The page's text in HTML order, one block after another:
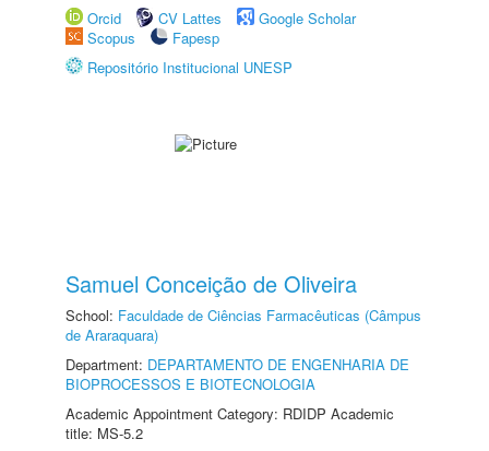
Orcid
CV Lattes
Google Scholar
Scopus
Fapesp
Repositório Institucional UNESP
Samuel Conceição de Oliveira
School: Faculdade de Ciências Farmacêuticas (Câmpus
de Araraquara)
Department: DEPARTAMENTO DE ENGENHARIA DE
BIOPROCESSOS E BIOTECNOLOGIA
Academic Appointment Category: RDIDP Academic
title: MS-5.2